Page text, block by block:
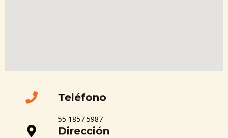
Teléfono
55 1857 5987
Dirección